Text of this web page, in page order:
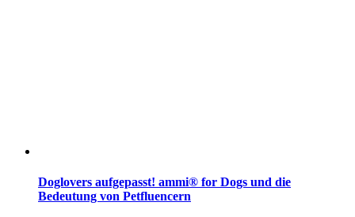
Doglovers aufgepasst! ammi® for Dogs und die
Bedeutung von Petfluencern